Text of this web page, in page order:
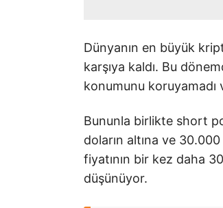
Dünyanın en büyük
karşıya kaldı. Bu
konumunu koruyamadı
Bununla birlikte short
doların altına ve
fiyatının bir kez daha
düşünüyor.